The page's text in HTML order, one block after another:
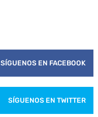
SÍGUENOS EN FACEBOOK
SÍGUENOS EN TWITTER